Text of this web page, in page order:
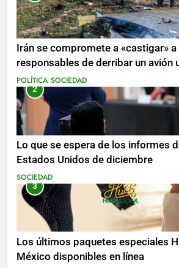
Irán se compromete a «castigar» a
responsables de derribar un avión
mientras se realizan arrestos
POLÍTICA SOCIEDAD
2
Lo que se espera de los informes
Estados Unidos de diciembre
SOCIEDAD
3
Los últimos paquetes especiales
México disponibles en línea